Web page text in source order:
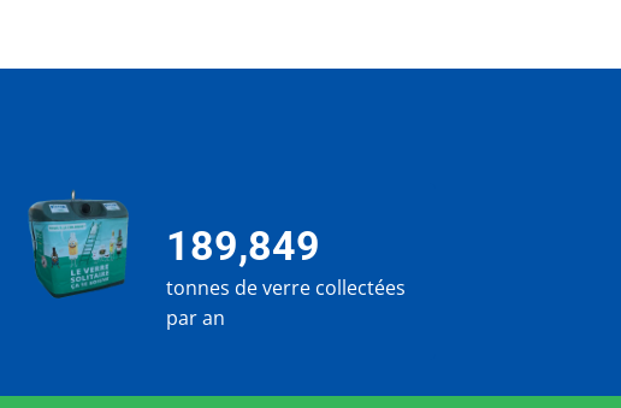
189,849
tonnes de verre collectées
par an